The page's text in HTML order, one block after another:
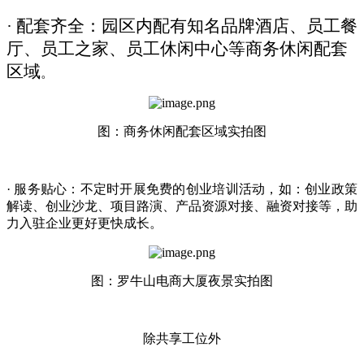
· 配套齐全：园区内配有知名品牌酒店、员工餐
厅、员工之家、员工休闲中心等商务休闲配套
区域。
图：商务休闲配套区域实拍图
· 服务贴心：不定时开展免费的创业培训活动，如：创业政策
解读、创业沙龙、项目路演、产品资源对接、融资对接等，助
力入驻企业更好更快成长。
图：罗牛山电商大厦夜景实拍图
除共享工位外